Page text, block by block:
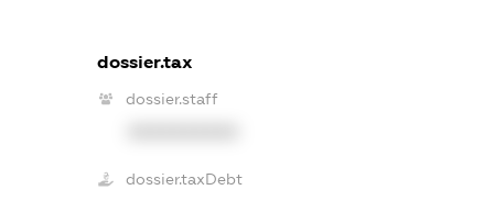
dossier.tax
dossier.staff
dossier.taxDebt